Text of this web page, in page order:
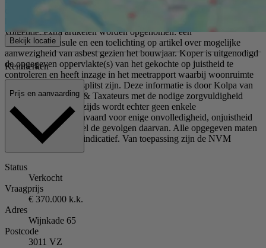
door bijvoorbeeld interpretatieverschillen, afrondingen of
beperkingen bij het uitvoeren van de meting. In de akte zullen de
volgende, extra artikelen worden opgenomen: een
ouderdomsclausule en een toelichting op artikel over mogelijke
aanwezigheid van asbest gezien het bouwjaar. Koper is uitgenodigd
de opgegeven oppervlakte(s) van het gekochte op juistheid te
controleren en heeft inzage in het meetrapport waarbij woonruimte
en overige ruimte gesplitst zijn. Deze informatie is door Kolpa van
der Hoek Makelaars & Taxateurs met de nodige zorgvuldigheid
samengesteld. Onzerzijds wordt echter geen enkele
aansprakelijkheid aanvaard voor enige onvolledigheid, onjuistheid
of anderszins, dan wel de gevolgen daarvan. Alle opgegeven maten
en oppervlakten zijn indicatief. Van toepassing zijn de NVM
voorwaarden.
Bekijk locatie
Kenmerken
Prijs en aanvaarding
Status
Verkocht
Vraagprijs
€ 370.000 k.k.
Adres
Wijnkade 65
Postcode
3011 VZ